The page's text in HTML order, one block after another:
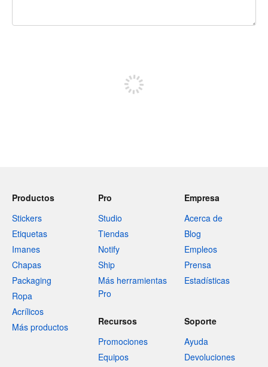
Productos
Stickers
Etiquetas
Imanes
Chapas
Packaging
Ropa
Acrílicos
Más productos
Pro
Studio
Tiendas
Notify
Ship
Más herramientas
Pro
Empresa
Acerca de
Blog
Empleos
Prensa
Estadísticas
Recursos
Promociones
Equipos
Soporte
Ayuda
Devoluciones